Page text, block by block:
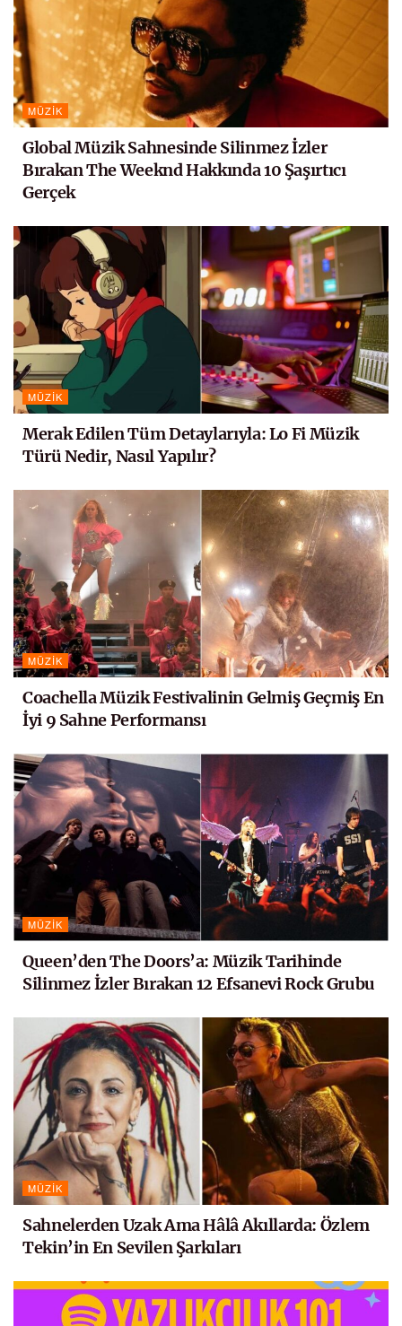
MÜZIK
Global Müzik Sahnesinde Silinmez İzler
Bırakan The Weeknd Hakkında 10 Şaşırtıcı
Gerçek
MÜZIK
Merak Edilen Tüm Detaylarıyla: Lo Fi Müzik
Türü Nedir, Nasıl Yapılır?
MÜZIK
Coachella Müzik Festivalinin Gelmiş Geçmiş En
İyi 9 Sahne Performansı
MÜZIK
Queen’den The Doors’a: Müzik Tarihinde
Silinmez İzler Bırakan 12 Efsanevi Rock Grubu
MÜZIK
Sahnelerden Uzak Ama Hâlâ Akıllarda: Özlem
Tekin’in En Sevilen Şarkıları